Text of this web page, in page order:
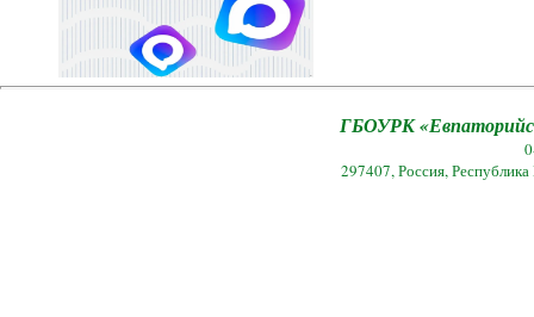
ГБОУРК
297407, Россия,